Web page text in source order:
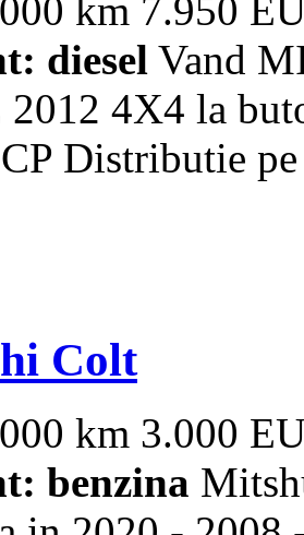
km 7.950
diesel Vand
4X4 la
Distributie
Colt
km 3.000
benzina